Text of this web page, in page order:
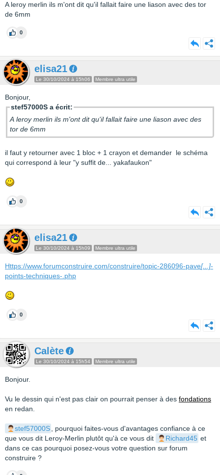
A leroy merlin ils m'ont dit qu'il fallait faire une liason avec des tor
de 6mm
0
elisa21
Le 30/10/2024 à 15h06 Membre ultra utile
Bonjour,
stef57000S a écrit:
A leroy merlin ils m'ont dit qu'il fallait faire une liason avec des
tor de 6mm
il faut y retourner avec 1 bloc + 1 crayon et demander le schéma
qui correspond à leur "y suffit de... yakafaukon"
0
elisa21
Le 30/10/2024 à 15h09 Membre ultra utile
Https://www.forumconstruire.com/construire/topic-286096-pave[...]-
points-techniques-.php
0
Calète
Le 30/10/2024 à 15h54 Membre ultra utile
Bonjour.
Vu le dessin qui n'est pas clair on pourrait penser à des fondations
en redan.
stef57000S
, pourquoi faites-vous d'avantages confiance à ce
que vous dit Leroy-Merlin plutôt qu'à ce vous dit
Richard45 et
dans ce cas pourquoi posez-vous votre question sur forum
construire ?